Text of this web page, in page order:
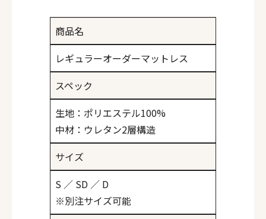
商品名
レギュラーオーダーマットレス
スペック
生地：ポリエステル100%
中材：ウレタン2層構造
サイズ
S ／ SD ／ D
※別注サイズ可能